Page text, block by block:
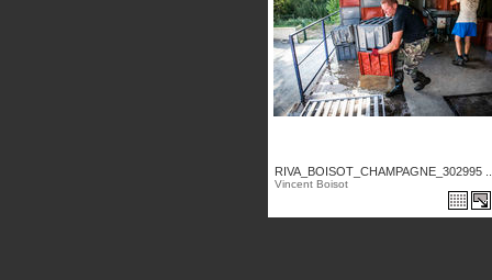
RIVA_BOISOT_CHAMPAGNE_302995
Vincent Boisot